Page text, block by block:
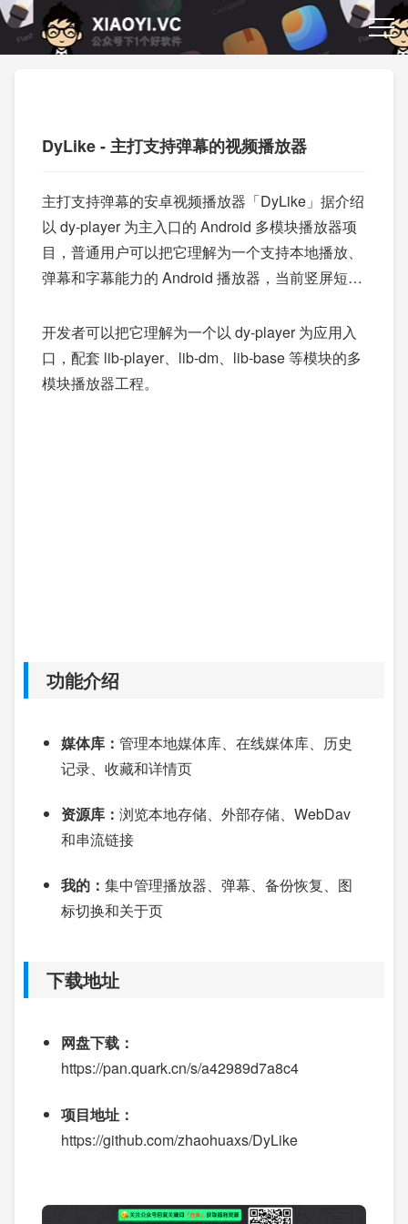
DyLike - 主打支持弹幕的视频播放器
主打支持弹幕的安卓视频播放器「DyLike」据介绍
以 dy-player 为主入口的 Android 多模块播放器项
目，普通用户可以把它理解为一个支持本地播放、
弹幕和字幕能力的 Android 播放器，当前竖屏短视
开发者可以把它理解为一个以 dy-player 为应用入
口，配套 lib-player、lib-dm、lib-base 等模块的多
模块播放器工程。
功能介绍
媒体库： 管理本地媒体库、在线媒体库、历史
记录、收藏和详情页
资源库： 浏览本地存储、外部存储、WebDav
和串流链接
我的： 集中管理播放器、弹幕、备份恢复、图
标切换和关于页
下载地址
网盘下载：
https://pan.quark.cn/s/a42989d7a8c4
项目地址：
https://github.com/zhaohuaxs/DyLike